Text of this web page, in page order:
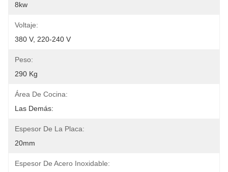
8kw
Voltaje:
380 V, 220-240 V
Peso:
290 Kg
Área De Cocina:
Las Demás:
Espesor De La Placa:
20mm
Espesor De Acero Inoxidable: